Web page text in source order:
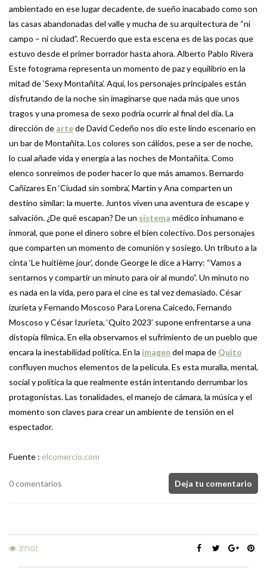
ambientado en ese lugar decadente, de sueño inacabado como son
las casas abandonadas del valle y mucha de su arquitectura de “ni
campo – ni ciudad”. Recuerdo que esta escena es de las pocas que
estuvo desde el primer borrador hasta ahora. Alberto Pablo Rivera
Este fotograma representa un momento de paz y equilibrio en la
mitad de ‘Sexy Montañita’. Aquí, los personajes principales están
disfrutando de la noche sin imaginarse que nada más que unos
tragos y una promesa de sexo podría ocurrir al final del día. La
dirección de artede David Cedeño nos dio este lindo escenario en
un bar de Montañita. Los colores son cálidos, pese a ser de noche,
lo cual añade vida y energía a las noches de Montañita. Como
elenco sonreímos de poder hacer lo que más amamos. Bernardo
Cañizares En ‘Ciudad sin sombra’, Martín y Ana comparten un
destino similar: la muerte. Juntos viven una aventura de escape y
salvación. ¿De qué escapan? De un sistema médico inhumano e
inmoral, que pone el dinero sobre el bien colectivo. Dos personajes
que comparten un momento de comunión y sosiego. Un tributo a la
cinta ‘Le huitième jour’, donde George le dice a Harry: “Vamos a
sentarnos y compartir un minuto para oír al mundo”. Un minuto no
es nada en la vida, pero para el cine es tal vez demasiado. César
izurieta y Fernando Moscoso Para Lorena Caicedo, Fernando
Moscoso y César Izurieta, ‘Quito 2023’ supone enfrentarse a una
distopía fílmica. En ella observamos el sufrimiento de un pueblo que
encara la inestabilidad política. En la imagen del mapa de Quito
confluyen muchos elementos de la película. Es esta muralla, mental,
social y política la que realmente están intentando derrumbar los
protagonistas. Las tonalidades, el manejo de cámara, la música y el
momento son claves para crear un ambiente de tensión en el
espectador.
Fuente : elcomercio.com
0 comentarios Deja tu comentario
37101